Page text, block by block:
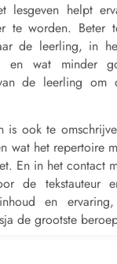
lesgeven helpt
te worden. Beter
de leerling, in
en wat minder
de leerling om
is ook te
wat het repertoire
En in het contact
de tekstauteur
en
de grootste